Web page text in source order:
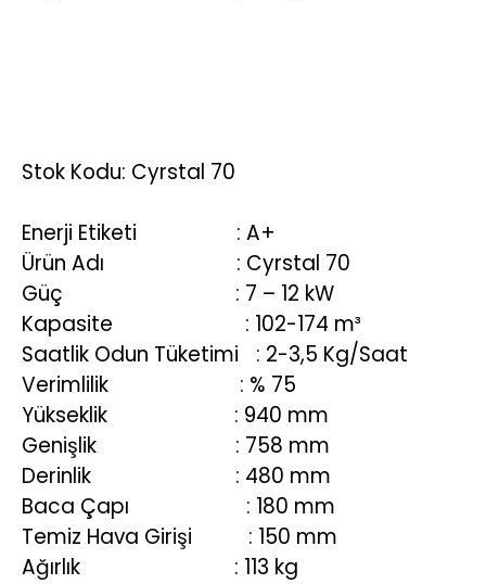
Stok Kodu: Cyrstal 70
Enerji Etiketi
: A+
Ürün Adı
: Cyrstal 70
Güç
: 7 – 12 kW
Kapasite
: 102-174 m³
Saatlik Odun Tüketimi
: 2-3,5 Kg/Saat
Verimlilik
: % 75
Yükseklik
: 940 mm
Genişlik
: 758 mm
Derinlik
: 480 mm
Baca Çapı
: 180 mm
Temiz Hava Girişi
: 150 mm
Ağırlık
: 113 kg